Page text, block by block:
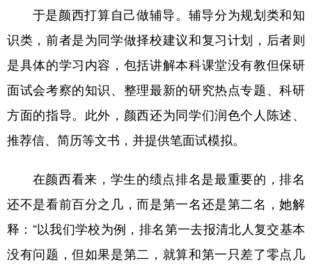
于是颜西打算自己做辅导。辅导分为规划类和知
识类，前者是为同学做择校建议和复习计划，后者则
是具体的学习内容，包括讲解本科课堂没有教但保研
面试会考察的知识、整理最新的研究热点专题、科研
方面的指导。此外，颜西还为同学们润色个人陈述、
推荐信、简历等文书，并提供笔面试模拟。
在颜西看来，学生的绩点排名是最重要的，排名
还不是看前百分之几，而是第一名还是第二名，她解
释：“以我们学校为例，排名第一去报清北人复交基本
没有问题，但如果是第二，就算和第一只差了零点几